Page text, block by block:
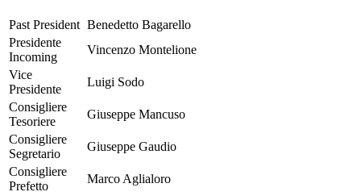
Past President Benedetto Bagarello
Presidente
Incoming
Vincenzo Montelione
Vice
Presidente
Luigi Sodo
Consigliere
Tesoriere
Giuseppe Mancuso
Consigliere
Segretario
Giuseppe Gaudio
Consigliere
Prefetto
Marco Aglialoro